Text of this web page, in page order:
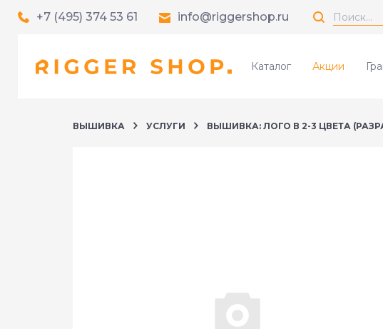
+7 (495) 374 53 61 info@riggershop.ru
Каталог Акции
ВЫШИВКА УСЛУГИ ВЫШИВКА: ЛОГО В 2-3 ЦВЕТА